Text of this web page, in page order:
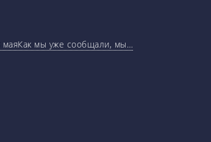
мы уже сообщали, мы…